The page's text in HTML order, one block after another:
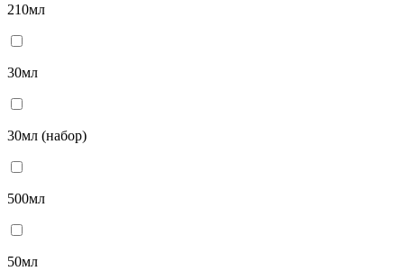
210мл
30мл
30мл (набор)
500мл
50мл